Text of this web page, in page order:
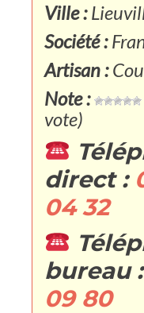
Ville :
Société :
Artisan :
Note :
vote)
direct :
04 32
bureau :
09 80